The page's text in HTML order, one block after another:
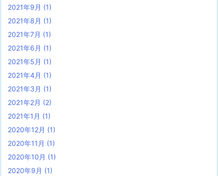
2021年9月 (1)
2021年8月 (1)
2021年7月 (1)
2021年6月 (1)
2021年5月 (1)
2021年4月 (1)
2021年3月 (1)
2021年2月 (2)
2021年1月 (1)
2020年12月 (1)
2020年11月 (1)
2020年10月 (1)
2020年9月 (1)